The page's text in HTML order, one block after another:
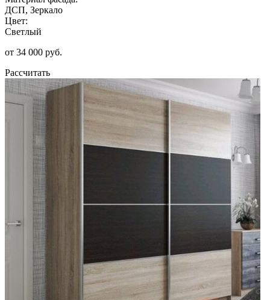
ДСП, Зеркало
Цвет:
Светлый
от 34 000 руб.
Рассчитать